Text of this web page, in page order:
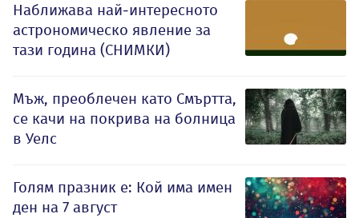
Наближава най-интересното
астрономическо явление за
тази година (СНИМКИ)
Мъж, преоблечен като Смъртта,
се качи на покрива на болница
в Уелс
Голям празник е: Кой има имен
ден на 7 август